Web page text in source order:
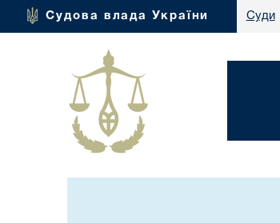
Судова влада України Суди